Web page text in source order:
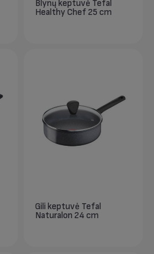
Blynų keptuvė Tefal
Healthy Chef 25 cm
Gili keptuvė Tefal
Naturalon 24 cm